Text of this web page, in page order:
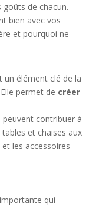
de chacun.
bien avec vos
et pourquoi ne
un élément clé de la
permet de créer
peuvent contribuer à
et chaises aux
et les accessoires
qui